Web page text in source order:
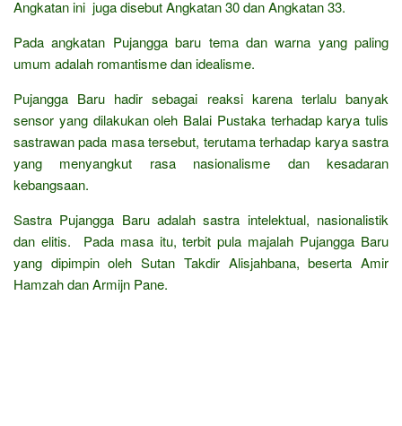
Angkatan ini juga disebut Angkatan 30 dan Angkatan 33.
Pada angkatan Pujangga baru tema dan warna yang paling
umum adalah romantisme dan idealisme.
Pujangga Baru hadir sebagai reaksi karena terlalu banyak
sensor yang dilakukan oleh Balai Pustaka terhadap karya tulis
sastrawan pada masa tersebut, terutama terhadap karya sastra
yang menyangkut rasa nasionalisme dan kesadaran
kebangsaan.
Sastra Pujangga Baru adalah sastra intelektual, nasionalistik
dan elitis. Pada masa itu, terbit pula majalah Pujangga Baru
yang dipimpin oleh Sutan Takdir Alisjahbana, beserta Amir
Hamzah dan Armijn Pane.